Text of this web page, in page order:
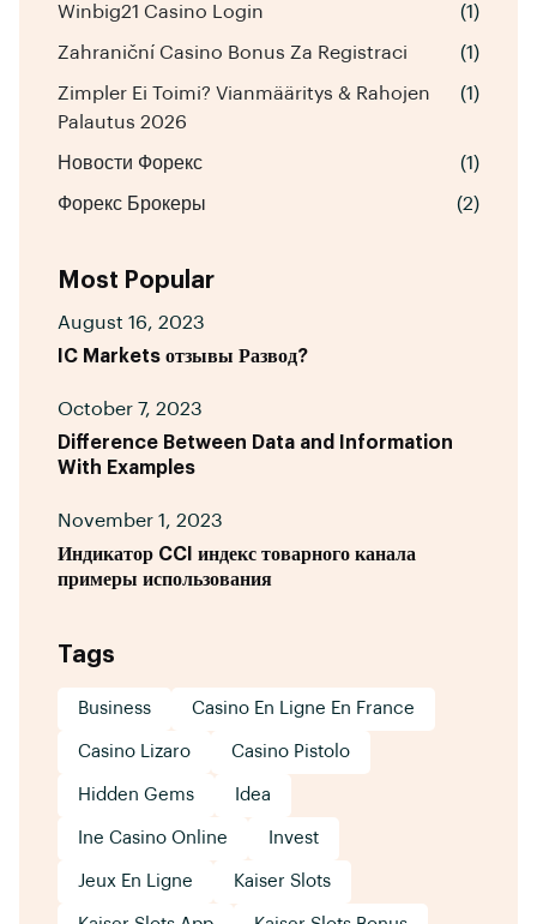
Winbig21 Casino Login (1)
Zahraniční Casino Bonus Za Registraci (1)
Zimpler Ei Toimi? Vianmääritys & Rahojen
Palautus 2026
(1)
Новости Форекс (1)
Форекс Брокеры (2)
Most Popular
August 16, 2023
IC Markets отзывы Развод?
October 7, 2023
Difference Between Data and Information
With Examples
November 1, 2023
Индикатор CCI индекс товарного канала
примеры использования
Tags
Business Casino En Ligne En France
Casino Lizaro Casino Pistolo
Hidden Gems Idea
Ine Casino Online Invest
Jeux En Ligne Kaiser Slots